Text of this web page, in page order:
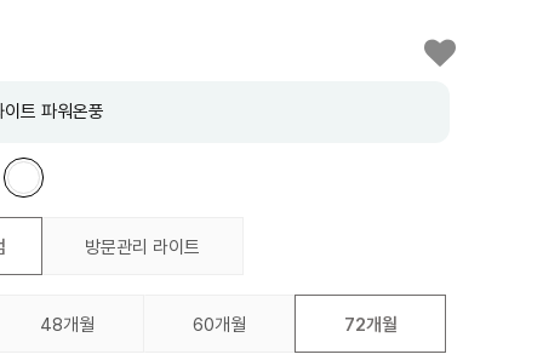
트 파워온풍
방문관리 라이트
48개월 60개월 72개월